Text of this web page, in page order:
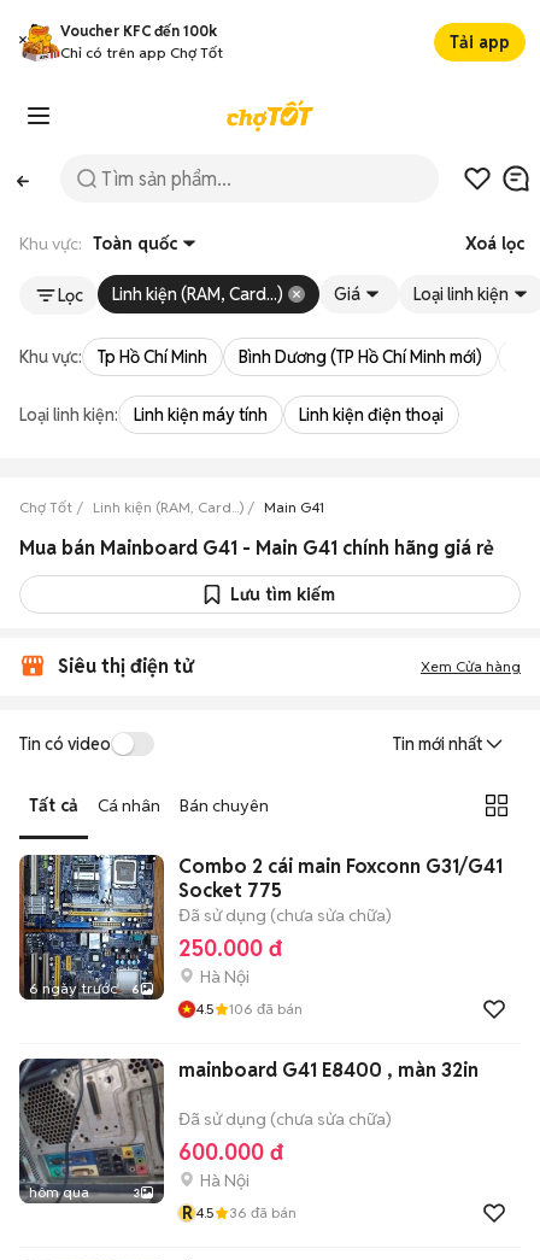
Voucher KFC đến 100k
Chỉ có trên app Chợ Tốt
Tải app
Khu vực: Toàn quốc Xoá lọc
Lọc Linh kiện (RAM, Card...) Giá Loại linh kiện
Khu vực: Tp Hồ Chí Minh Bình Dương (TP Hồ Chí Minh mới)
Loại linh kiện: Linh kiện máy tính Linh kiện điện thoại
Chợ Tốt Linh kiện (RAM, Card...) Main G41
Mua bán Mainboard G41 - Main G41 chính hãng giá rẻ
Lưu tìm kiếm
Siêu thị điện tử Xem Cửa hàng
Tin có video Tin mới nhất
Tất cả Cá nhân Bán chuyên
6 ngày trước 6
Combo 2 cái main Foxconn G31/G41
Socket 775
Đã sử dụng (chưa sửa chữa)
250.000 đ
Hà Nội
4.5 106 đã bán
hôm qua 3
mainboard G41 E8400 , màn 32in
Đã sử dụng (chưa sửa chữa)
600.000 đ
Hà Nội
R4.5 36 đã bán